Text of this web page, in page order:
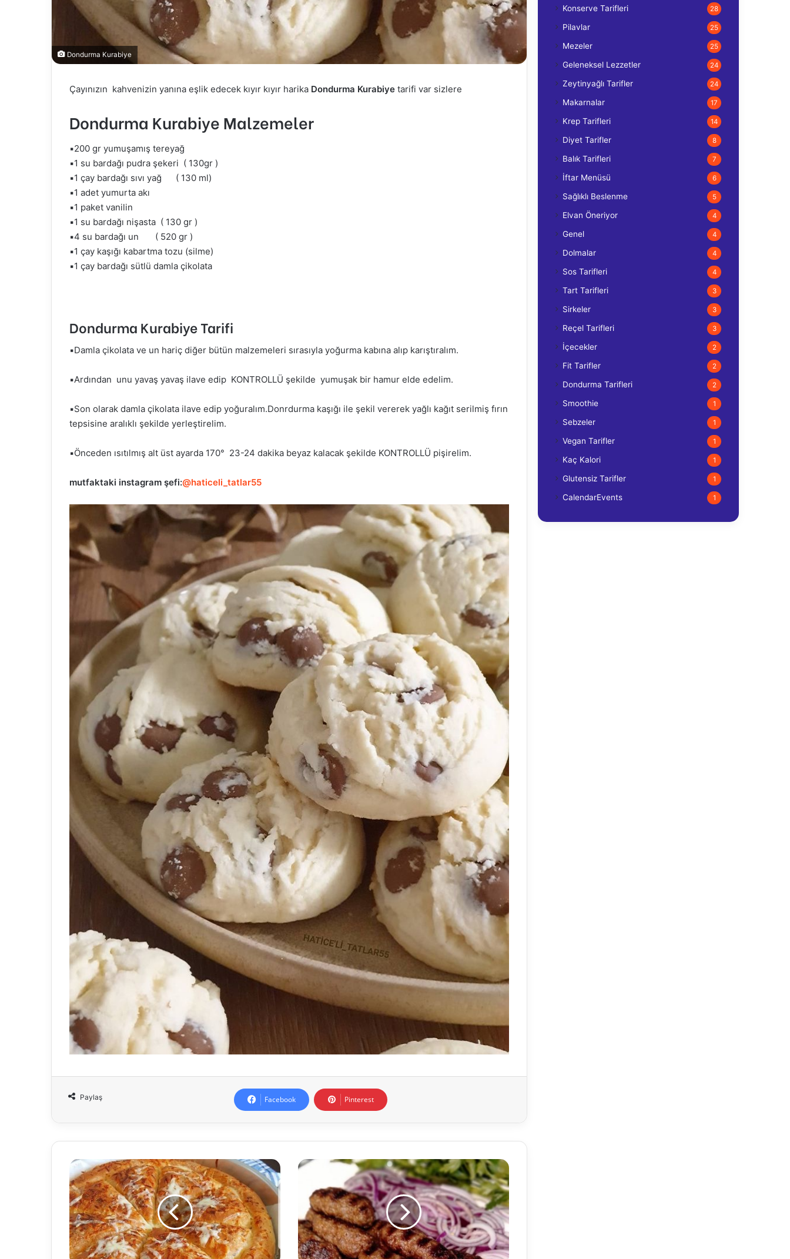
Dondurma Kurabiye
Çayınızın kahvenizin yanına eşlik edecek kıyır kıyır harika Dondurma Kurabiye tarifi var sizlere
Dondurma Kurabiye Malzemeler
▪️200 gr yumuşamış tereyağ
▪️1 su bardağı pudra şekeri ( 130gr )
▪️1 çay bardağı sıvı yağ ( 130 ml)
▪️1 adet yumurta akı
▪️1 paket vanilin
▪️1 su bardağı nişasta ( 130 gr )
▪️4 su bardağı un ( 520 gr )
▪️1 çay kaşığı kabartma tozu (silme)
▪️1 çay bardağı sütlü damla çikolata
Dondurma Kurabiye Tarifi
▪️Damla çikolata ve un hariç diğer bütün malzemeleri sırasıyla yoğurma kabına alıp karıştıralım.
▪️Ardından unu yavaş yavaş ilave edip KONTROLLÜ şekilde yumuşak bir hamur elde edelim.
▪️Son olarak damla çikolata ilave edip yoğuralım.Donrdurma kaşığı ile şekil vererek yağlı kağıt serilmiş fırın
tepsisine aralıklı şekilde yerleştirelim.
▪️Önceden ısıtılmış alt üst ayarda 170° 23-24 dakika beyaz kalacak şekilde KONTROLLÜ pişirelim.
mutfaktaki instagram şefi:@haticeli_tatlar55
Paylaş Facebook Pinterest
Yumuşacık
Çörek
Evde
Köftesi
Konserve Tarifleri 28
Pilavlar 25
Mezeler 25
Geleneksel Lezzetler 24
Zeytinyağlı Tarifler 24
Makarnalar 17
Krep Tarifleri 14
Diyet Tarifler 8
Balık Tarifleri 7
İftar Menüsü 6
Sağlıklı Beslenme 5
Elvan Öneriyor 4
Genel 4
Dolmalar 4
Sos Tarifleri 4
Tart Tarifleri 3
Sirkeler 3
Reçel Tarifleri 3
İçecekler 2
Fit Tarifler 2
Dondurma Tarifleri 2
Smoothie 1
Sebzeler 1
Vegan Tarifler 1
Kaç Kalori 1
Glutensiz Tarifler 1
CalendarEvents 1